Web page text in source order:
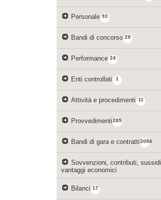
93
Personale
29
Bandi di concorso
24
Performance
1
Enti controllati
11
Attività e procedimenti
285
Provvedimenti
2094
Bandi di gara e contratti
Sovvenzioni, contributi, sussidi,
vantaggi economici
17
Bilanci